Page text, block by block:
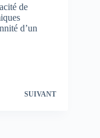
de
d’un
SUIVANT